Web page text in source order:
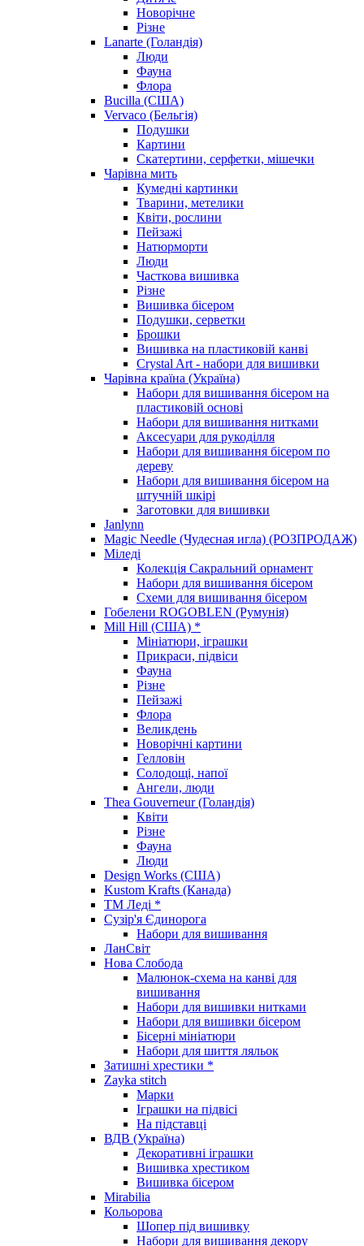
Новорічне
Різне
Lanarte (Голандія)
Люди
Фауна
Флора
Bucilla (США)
Vervaco (Бельгія)
Подушки
Картини
Скатертини, серфетки, мішечки
Чарiвна мить
Кумедні картинки
Тварини, метелики
Квіти, рослини
Пейзажі
Натюрморти
Люди
Часткова вишивка
Різне
Вишивка бісером
Подушки, серветки
Брошки
Вишивка на пластиковій канві
Crystal Art - набори для вишивки
Чарівна країна (Україна)
Набори для вишивання бісером на
пластиковій основі
Набори для вишивання нитками
Аксесуари для рукоділля
Набори для вишивання бісером по
дереву
Набори для вишивання бісером на
штучній шкірі
Заготовки для вишивки
Janlynn
Magic Needle (Чудесная игла) (РОЗПРОДАЖ)
Міледі
Колекція Сакральний орнамент
Набори для вишивання бісером
Схеми для вишивання бісером
Гобелени ROGOBLEN (Румунія)
Mill Hill (США) *
Мініатюри, іграшки
Прикраси, підвіси
Фауна
Різне
Пейзажі
Флора
Великдень
Новорічні картини
Гелловін
Солодощі, напої
Ангели, люди
Thea Gouverneur (Голандія)
Квіти
Різне
Фауна
Люди
Design Works (США)
Kustom Krafts (Канада)
ТМ Леді *
Сузір'я Єдинорога
Набори для вишивання
ЛанСвіт
Нова Слобода
Малюнок-схема на канві для
вишивання
Набори для вишивки нитками
Набори для вишивки бісером
Бісерні мініатюри
Набори для шиття ляльок
Затишні хрестики *
Zayka stitch
Марки
Іграшки на підвісі
На підставці
ВДВ (Україна)
Декоративні іграшки
Вишивка хрестиком
Вишивка бісером
Mirabilia
Кольорова
Шопер під вишивку
Набори для вишивання декору